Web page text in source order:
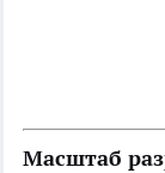
Масштаб